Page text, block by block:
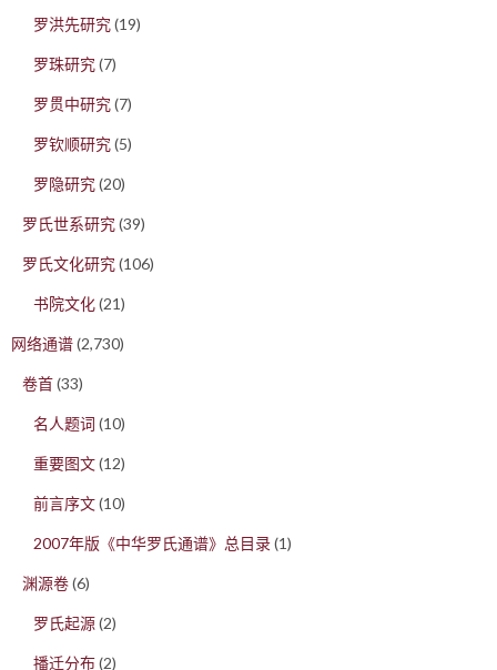
罗洪先研究(19)
罗珠研究(7)
罗贯中研究(7)
罗钦顺研究(5)
罗隐研究(20)
罗氏世系研究(39)
罗氏文化研究(106)
书院文化(21)
网络通谱(2,730)
卷首(33)
名人题词 (10)
重要图文(12)
前言序文(10)
2007年版《中华罗氏通谱》总目录(1)
渊源卷(6)
罗氏起源(2)
播迁分布(2)